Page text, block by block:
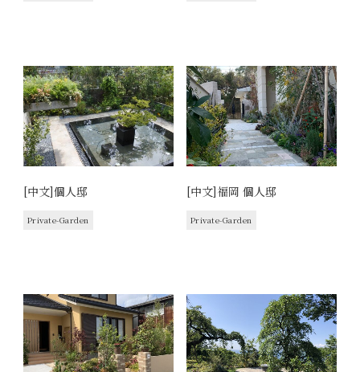
[中文]個人邸
Private-Garden
[中文]福岡 個人邸
Private-Garden